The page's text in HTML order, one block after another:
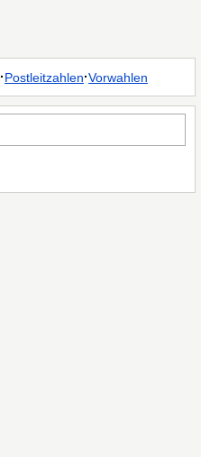
·Postleitzahlen·Vorwahlen